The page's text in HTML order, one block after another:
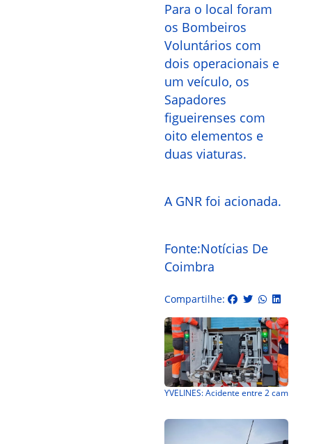
Para o local foram
os Bombeiros
Voluntários com
dois operacionais e
um veículo, os
Sapadores
figueirenses com
oito elementos e
duas viaturas.
A GNR foi acionada.
Fonte:Notícias De
Coimbra
Compartilhe: